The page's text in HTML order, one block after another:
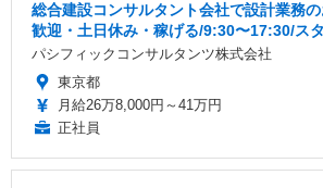
総合建設コンサルタント会社で設計業務
歓迎・土日休み・稼げる/9:30〜17:30/ス
パシフィックコンサルタンツ株式会社
東京都
月給26万8,000円～41万円
正社員